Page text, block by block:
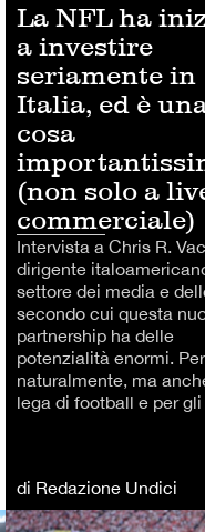
La NFL ha
a investire
seriamente in
Italia, ed è
cosa
(non solo a
commerciale)
Intervista a Chris R.
dirigente
settore dei media e
secondo cui questa
partnership ha delle
potenzialità enormi.
naturalmente, ma
lega di football e per gli
di Redazione Undici
ALTRI SPORT